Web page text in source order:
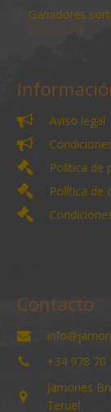
Ganadores
3 julio, 2018
Aviso legal
Política de
Política de
Contacto
+34 978 70
Jamones
Teruel